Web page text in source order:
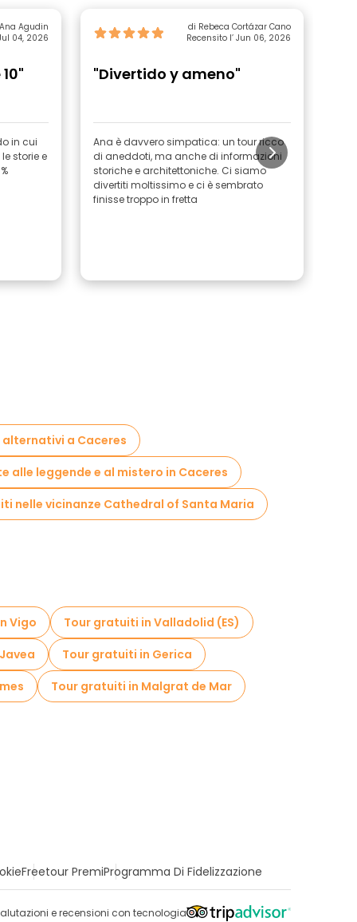
Agudin
04, 2026
in cui
storie e
di Rebeca Cortázar Cano
Recensito l’ Jun 06, 2026
"Divertido y ameno"
Ana è davvero simpatica: un tour ricco
di aneddoti, ma anche di informazioni
storiche e architettoniche. Ci siamo
divertiti moltissimo e ci è sembrato
finisse troppo in fretta
a Caceres
alle leggende e al mistero in Caceres
nelle vicinanze Cathedral of Santa Maria
Vigo
Tour gratuiti in Valladolid (ES)
Tour gratuiti in Gerica
Tour gratuiti in Malgrat de Mar
Freetour PremiProgramma Di Fidelizzazione
e recensioni con tecnologia